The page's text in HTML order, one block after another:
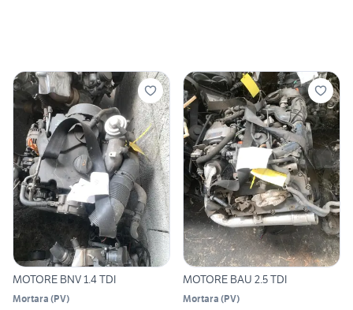
MOTORE BNV 1.4 TDI
Mortara (PV)
MOTORE BAU 2.5 TDI
Mortara (PV)